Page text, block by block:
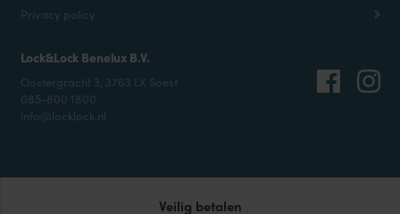
Privacy policy
Lock&Lock Benelux B.V.
Oostergracht 3, 3763 LX Soest
085-800 1800
info@locklock.nl
Veilig betalen